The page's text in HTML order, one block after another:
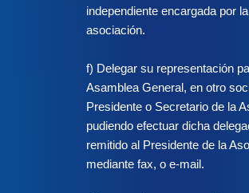
independiente encargada por
asociación.
f) Delegar su representación
Asamblea General, en otro
Presidente o Secretario de la
pudiendo efectuar dicha
remitido al Presidente de la
mediante fax, o e-mail.